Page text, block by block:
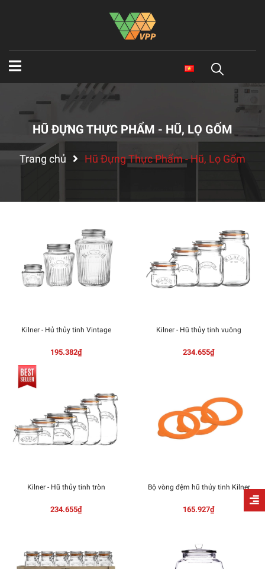
HŨ ĐỰNG THỰC PHẨM - HŨ, LỌ GỐM
Trang chủ Hũ Đựng Thực Phẩm - Hũ, Lọ Gốm
Kilner - Hủ thủy tinh Vintage
195.382₫
Kilner - Hũ thủy tinh vuông
234.655₫
Kilner - Hũ thủy tinh tròn
234.655₫
Bộ vòng đệm hũ thủy tinh Kilner
165.927₫